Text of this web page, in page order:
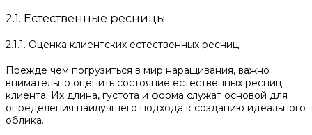
2.1. Естественные ресницы
2.1.1. Оценка клиентских естественных ресниц
Прежде чем погрузиться в мир наращивания, важно
внимательно оценить состояние естественных ресниц
клиента. Их длина, густота и форма служат основой для
определения наилучшего подхода к созданию идеального
облика.